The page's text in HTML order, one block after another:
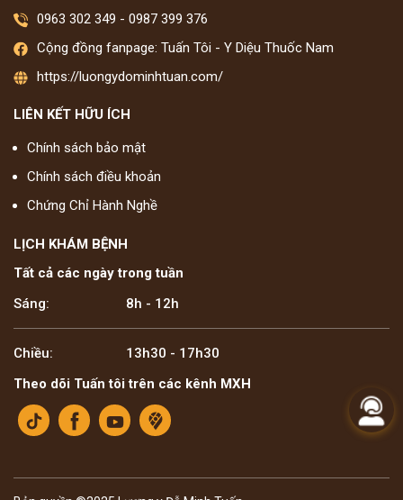
0963 302 349 - 0987 399 376
Cộng đồng fanpage: Tuấn Tôi - Y Diệu Thuốc Nam
https://luongydominhtuan.com/
LIÊN KẾT HỮU ÍCH
Chính sách bảo mật
Chính sách điều khoản
Chứng Chỉ Hành Nghề
LỊCH KHÁM BỆNH
Tất cả các ngày trong tuần
Sáng:
8h - 12h
Chiều:
13h30 - 17h30
Theo dõi Tuấn tôi trên các kênh MXH